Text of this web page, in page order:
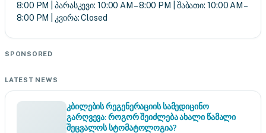
8:00 PM | პარასკევი: 10:00 AM – 8:00 PM | შაბათი: 10:00 AM –
8:00 PM | კვირა: Closed
SPONSORED
LATEST NEWS
კბილების რეგენერაციის სამედიცინო
გარღვევა: როგორ შეიძლება ახალი წამალი
შეცვალოს სტომატოლოგია?